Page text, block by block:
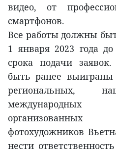
видео, от
смартфонов.
Все работы должны
1 января 2023 года
срока подачи
быть ранее
региональных,
международных
фотохудожников
нести